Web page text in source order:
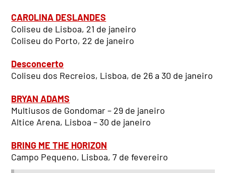
CAROLINA DESLANDES
Coliseu de Lisboa, 21 de janeiro
Coliseu do Porto, 22 de janeiro
Desconcerto
Coliseu dos Recreios, Lisboa, de 26 a 30 de janeiro
BRYAN ADAMS
Multiusos de Gondomar – 29 de janeiro
Altice Arena, Lisboa – 30 de janeiro
BRING ME THE HORIZON
Campo Pequeno, Lisboa, 7 de fevereiro